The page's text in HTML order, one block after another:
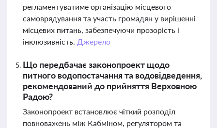
регламентуватиме організацію місцевого
самоврядування та участь громадян у вирішенні
місцевих питань, забезпечуючи прозорість і
інклюзивність. Джерело
Що передбачає законопроект щодо
питного водопостачання та водовідведення,
рекомендований до прийняття Верховною
Радою?
Законопроект встановлює чіткий розподіл
повноважень між Кабміном, регулятором та